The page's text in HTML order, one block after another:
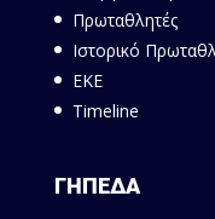
Πρωταθλητές
Ιστορικό
ΕΚΕ
Timeline
ΓΗΠΕΔΑ